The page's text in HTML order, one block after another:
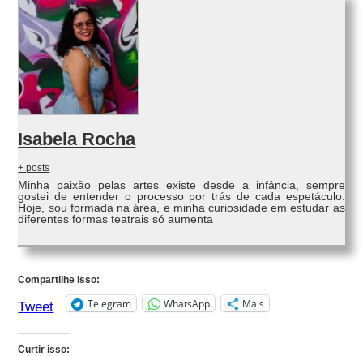
Isabela Rocha
+ posts
Minha paixão pelas artes existe desde a infância, sempre
gostei de entender o processo por trás de cada espetáculo.
Hoje, sou formada na área, e minha curiosidade em estudar as
diferentes formas teatrais só aumenta
Compartilhe isso:
Tweet Telegram WhatsApp Mais
Curtir isso: